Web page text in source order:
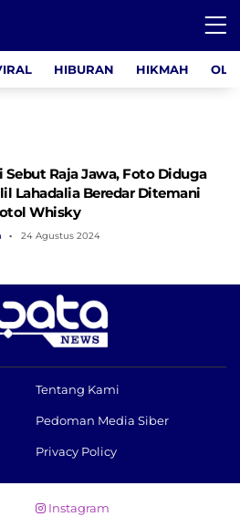
HIBURAN HIKMAH
Sebut Raja Jawa, Foto Diduga
Lahadalia Beredar Ditemani
Whisky
24 Agustus 2024
Tentang Kami
Pedoman Media Siber
Privacy Policy
Instagram